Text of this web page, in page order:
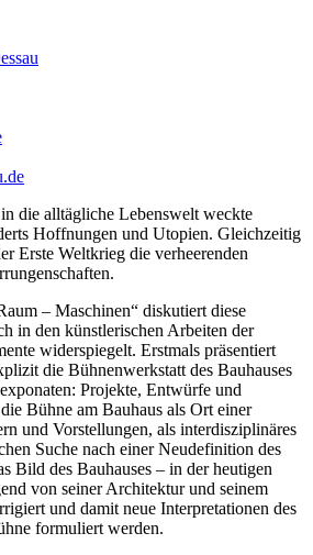
die alltägliche Lebenswelt weckte
Hoffnungen und Utopien. Gleichzeitig
Erste Weltkrieg die verheerenden
– Maschinen“ diskutiert diese
in den künstlerischen Arbeiten der
widerspiegelt. Erstmals präsentiert
die Bühnenwerkstatt des Bauhauses
Projekte, Entwürfe und
Bühne am Bauhaus als Ort einer
und Vorstellungen, als interdisziplinäres
Suche nach einer Neudefinition des
Bild des Bauhauses – in der heutigen
von seiner Architektur und seinem
und damit neue Interpretationen des
formuliert werden.